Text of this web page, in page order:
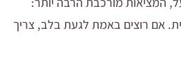
אם רוצים באמת לגעת בלב, צריך